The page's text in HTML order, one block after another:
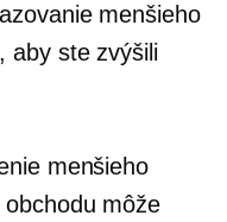
menšieho
aby ste zvýšili
menšieho
môže